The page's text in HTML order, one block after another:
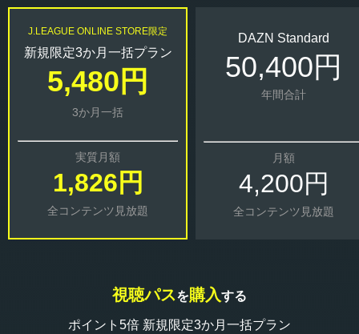
J.LEAGUE ONLINE STORE限定
新規限定3か月一括プラン
5,480円
3か月一括
実質月額
1,826円
全コンテンツ見放題
DAZN Standard
50,400円
年間合計
月額
4,200円
全コンテンツ見放題
視聴パスを購入する
ポイント5倍 新規限定3か月一括プラン